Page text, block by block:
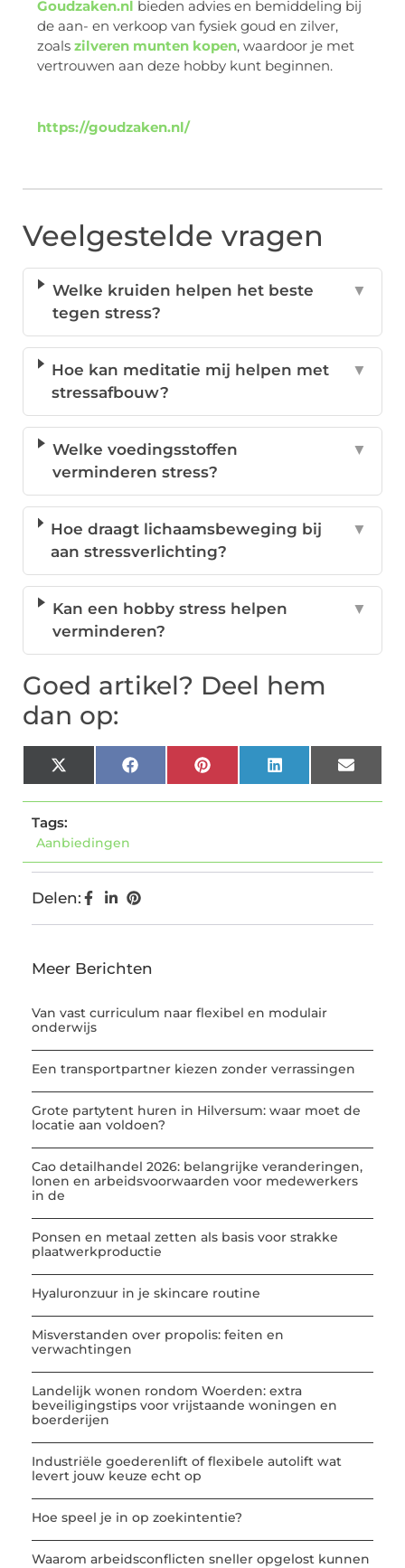
Goudzaken.nl bieden advies en bemiddeling bij
de aan- en verkoop van fysiek goud en zilver,
zoals zilveren munten kopen, waardoor je met
vertrouwen aan deze hobby kunt beginnen.
https://goudzaken.nl/
Veelgestelde vragen
Welke kruiden helpen het beste
tegen stress?
▼
Hoe kan meditatie mij helpen met
stressafbouw?
▼
Welke voedingsstoffen
verminderen stress?
▼
Hoe draagt lichaamsbeweging bij
aan stressverlichting?
▼
Kan een hobby stress helpen
verminderen?
▼
Goed artikel? Deel hem
dan op:
X
(Twitter)
FacebookPinterestLinkedInEmail
Tags:
Aanbiedingen
Delen:
Meer Berichten
Van vast curriculum naar flexibel en modulair
onderwijs
Een transportpartner kiezen zonder verrassingen
Grote partytent huren in Hilversum: waar moet de
locatie aan voldoen?
Cao detailhandel 2026: belangrijke veranderingen,
lonen en arbeidsvoorwaarden voor medewerkers
in de
Ponsen en metaal zetten als basis voor strakke
plaatwerkproductie
Hyaluronzuur in je skincare routine
Misverstanden over propolis: feiten en
verwachtingen
Landelijk wonen rondom Woerden: extra
beveiligingstips voor vrijstaande woningen en
boerderijen
Industriële goederenlift of flexibele autolift wat
levert jouw keuze echt op
Hoe speel je in op zoekintentie?
Waarom arbeidsconflicten sneller opgelost kunnen